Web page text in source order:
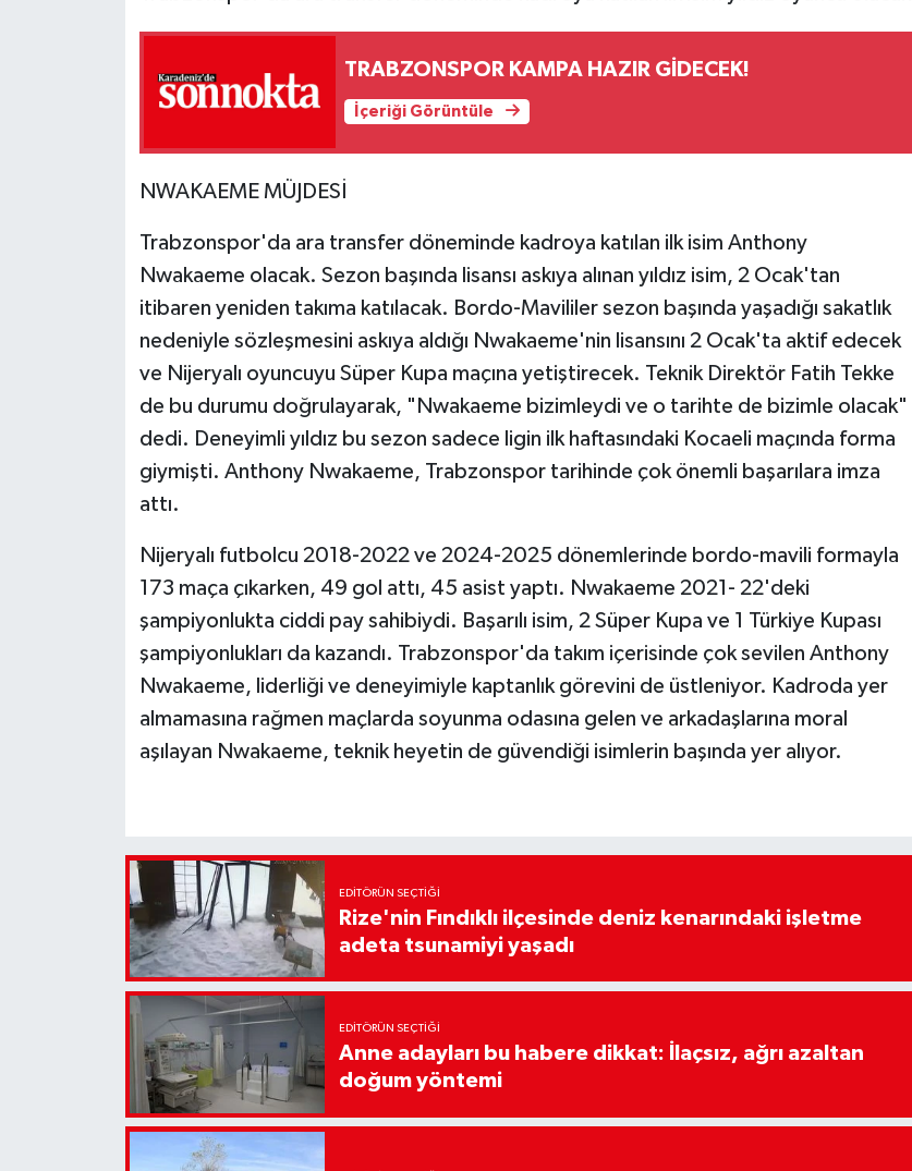
TRABZONSPOR KAMPA HAZIR GİDECEK!
İçeriği Görüntüle
NWAKAEME MÜJDESİ
Trabzonspor'da ara transfer döneminde kadroya katılan ilk isim Anthony
Nwakaeme olacak. Sezon başında lisansı askıya alınan yıldız isim, 2 Ocak'tan
itibaren yeniden takıma katılacak. Bordo-Mavililer sezon başında yaşadığı sakatlık
nedeniyle sözleşmesini askıya aldığı Nwakaeme'nin lisansını 2 Ocak'ta aktif edecek
ve Nijeryalı oyuncuyu Süper Kupa maçına yetiştirecek. Teknik Direktör Fatih Tekke
de bu durumu doğrulayarak, "Nwakaeme bizimleydi ve o tarihte de bizimle olacak"
dedi. Deneyimli yıldız bu sezon sadece ligin ilk haftasındaki Kocaeli maçında forma
giymişti. Anthony Nwakaeme, Trabzonspor tarihinde çok önemli başarılara imza
attı.
Nijeryalı futbolcu 2018-2022 ve 2024-2025 dönemlerinde bordo-mavili formayla
173 maça çıkarken, 49 gol attı, 45 asist yaptı. Nwakaeme 2021- 22'deki
şampiyonlukta ciddi pay sahibiydi. Başarılı isim, 2 Süper Kupa ve 1 Türkiye Kupası
şampiyonlukları da kazandı. Trabzonspor'da takım içerisinde çok sevilen Anthony
Nwakaeme, liderliği ve deneyimiyle kaptanlık görevini de üstleniyor. Kadroda yer
almamasına rağmen maçlarda soyunma odasına gelen ve arkadaşlarına moral
aşılayan Nwakaeme, teknik heyetin de güvendiği isimlerin başında yer alıyor.
EDITÖRÜN SEÇTIĞI
Rize'nin Fındıklı ilçesinde deniz kenarındaki işletme
adeta tsunamiyi yaşadı
EDITÖRÜN SEÇTIĞI
Anne adayları bu habere dikkat: İlaçsız, ağrı azaltan
doğum yöntemi